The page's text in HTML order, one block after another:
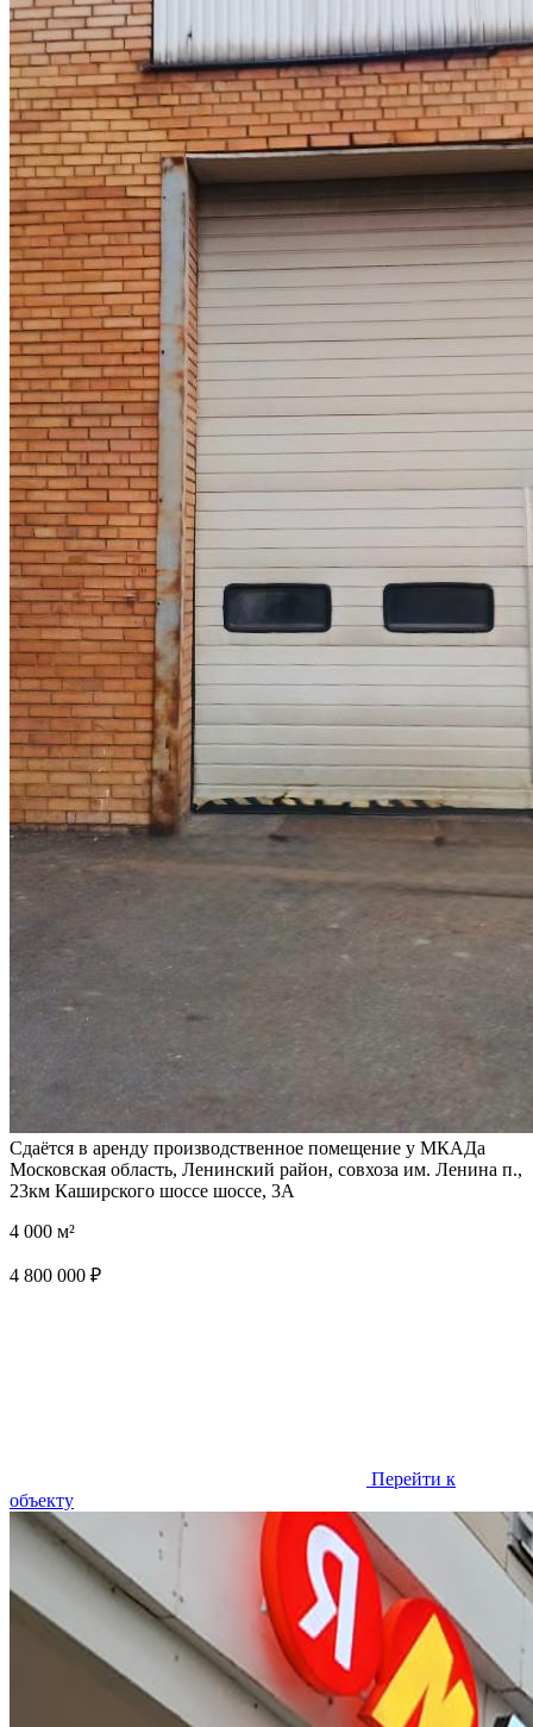
Сдаётся в аренду производственное помещение у МКАДа
Московская область, Ленинский район, совхоза им. Ленина п.,
23км Каширского шоссе шоссе, 3А
4 000 м²
4 800 000 ₽
Перейти к
объекту